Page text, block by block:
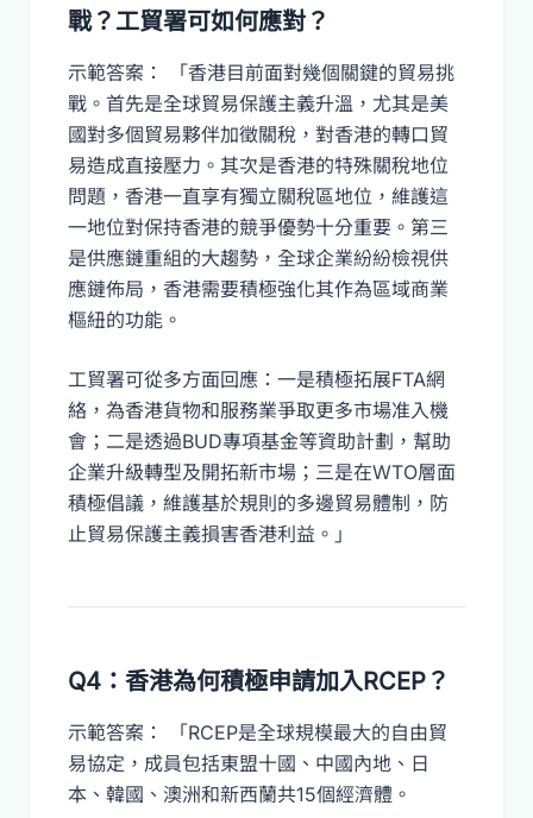
戰？工貿署可如何應對？
示範答案： 「香港目前面對幾個關鍵的貿易挑
戰。首先是全球貿易保護主義升溫，尤其是美
國對多個貿易夥伴加徵關稅，對香港的轉口貿
易造成直接壓力。其次是香港的特殊關稅地位
問題，香港一直享有獨立關稅區地位，維護這
一地位對保持香港的競爭優勢十分重要。第三
是供應鏈重組的大趨勢，全球企業紛紛檢視供
應鏈佈局，香港需要積極強化其作為區域商業
樞紐的功能。
工貿署可從多方面回應：一是積極拓展FTA網
絡，為香港貨物和服務業爭取更多市場准入機
會；二是透過BUD專項基金等資助計劃，幫助
企業升級轉型及開拓新市場；三是在WTO層面
積極倡議，維護基於規則的多邊貿易體制，防
止貿易保護主義損害香港利益。」
Q4：香港為何積極申請加入RCEP？
示範答案： 「RCEP是全球規模最大的自由貿
易協定，成員包括東盟十國、中國內地、日
本、韓國、澳洲和新西蘭共15個經濟體。